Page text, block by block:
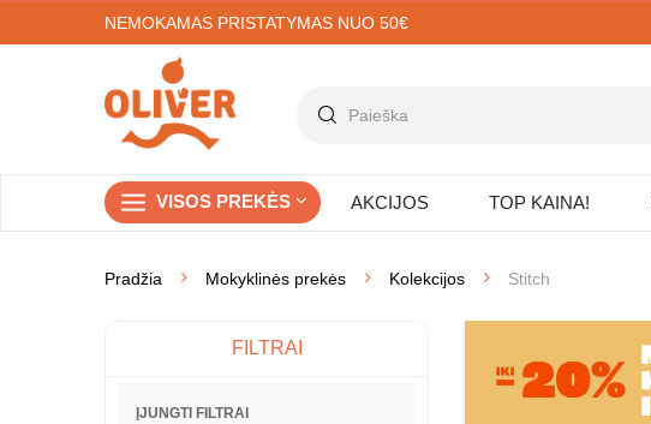
NEMOKAMAS PRISTATYMAS NUO 50€
VISOS PREKĖS AKCIJOS TOP KAINA!
Pradžia Mokyklinės prekės Kolekcijos Stitch
FILTRAI
ĮJUNGTI FILTRAI